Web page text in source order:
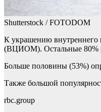
Shutterstock / FOTODOM
К украшению внутреннего
(ВЦИОМ). Остальные 80%
Больше половины (53%)
Также большой
rbc.group